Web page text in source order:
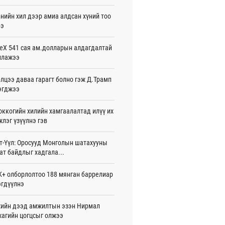
16 цаг 01 мин
Бангладешт эргэн ирэхээ
15 цаг 58 мин
15 цаг 54 мин
улсын хамтын ажиллагааны талаар
солилцов
сард Сүхбаатар боомтоор
тонн Аи-92 автобензин импортолжээ
Н.Амарзаяа: 32 хуудастай
дэвтэр долоо хоногт л дүүрдэг
15 цаг 31 мин
хил дээр амиа алдсан хүний тоо
541 сая ам.долларын алдагдалтай
даваа гарагт болно гэж Д.Трамп
хилийн хамгаалалтад илүү их
үзүүлнэ гэв
Үүл: Оросууд Монголын шатахууны
байдлыг хадгала...
олборлолтоо 188 мянган баррелиар
дээд амжилтын эзэн Нирмал
цогцсыг олжээ